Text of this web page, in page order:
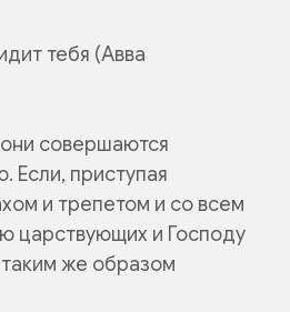
тебя (Авва
совершаются
Если, приступая
и трепетом и со всем
царствующих и Господу
же образом